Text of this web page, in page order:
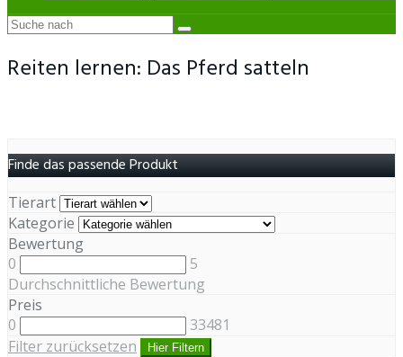
Reiten lernen: Das Pferd satteln
Finde das passende Produkt
Tierart
Kategorie
Bewertung
0
5
Durchschnittliche Bewertung
Preis
0
33481
Filter zurücksetzen
Hier Filtern